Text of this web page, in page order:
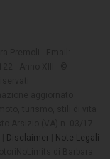
Disclaimer
Note Legali